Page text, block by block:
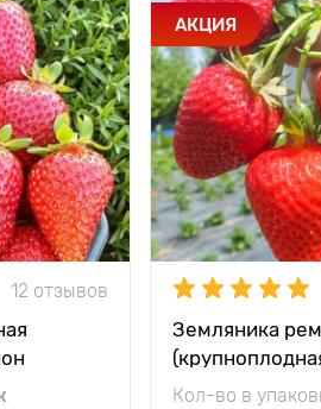
12 отзывов
АКЦИЯ
Земляника
Кол-во в